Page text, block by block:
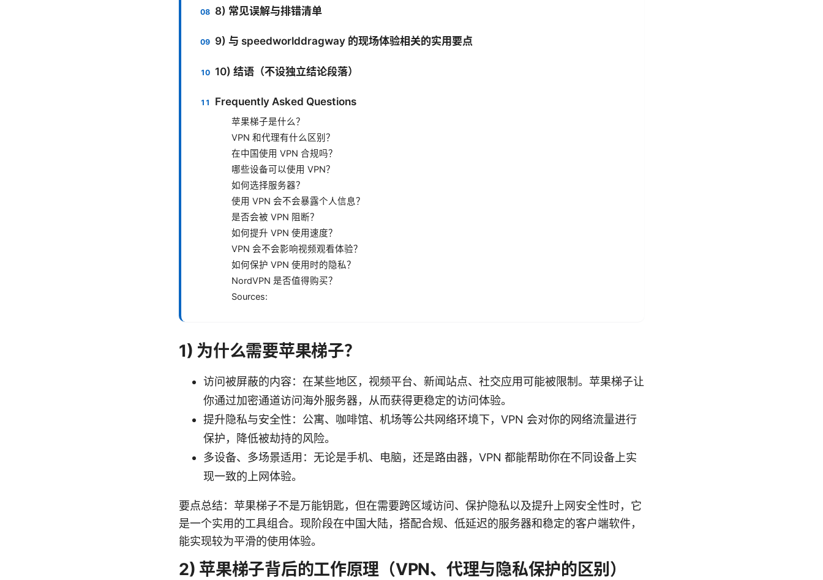
8) 常见误解与排错清单
9) 与 speedworlddragway 的现场体验相关的实用要点
10) 结语（不设独立结论段落）
Frequently Asked Questions
苹果梯子是什么？
VPN 和代理有什么区别？
在中国使用 VPN 合规吗？
哪些设备可以使用 VPN？
如何选择服务器？
使用 VPN 会不会暴露个人信息？
是否会被 VPN 阻断？
如何提升 VPN 使用速度？
VPN 会不会影响视频观看体验？
如何保护 VPN 使用时的隐私？
NordVPN 是否值得购买？
Sources:
1) 为什么需要苹果梯子？
访问被屏蔽的内容：在某些地区，视频平台、新闻站点、社交应用可能被限制。苹果梯子让
你通过加密通道访问海外服务器，从而获得更稳定的访问体验。
提升隐私与安全性：公寓、咖啡馆、机场等公共网络环境下，VPN 会对你的网络流量进行
保护，降低被劫持的风险。
多设备、多场景适用：无论是手机、电脑，还是路由器，VPN 都能帮助你在不同设备上实
现一致的上网体验。
要点总结：苹果梯子不是万能钥匙，但在需要跨区域访问、保护隐私以及提升上网安全性时，它
是一个实用的工具组合。现阶段在中国大陆，搭配合规、低延迟的服务器和稳定的客户端软件，
能实现较为平滑的使用体验。
2) 苹果梯子背后的工作原理（VPN、代理与隐私保护的区别）